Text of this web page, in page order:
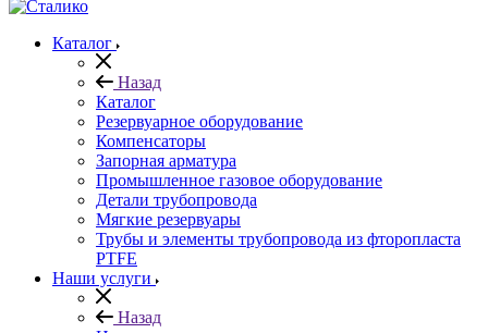
Каталог
Назад
Каталог
Резервуарное оборудование
Компенсаторы
Запорная арматура
Промышленное газовое оборудование
Детали трубопровода
Мягкие резервуары
Трубы и элементы трубопровода из фторопласта
PTFE
Наши услуги
Назад